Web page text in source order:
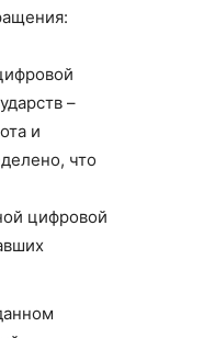
–
и
что
цифровой